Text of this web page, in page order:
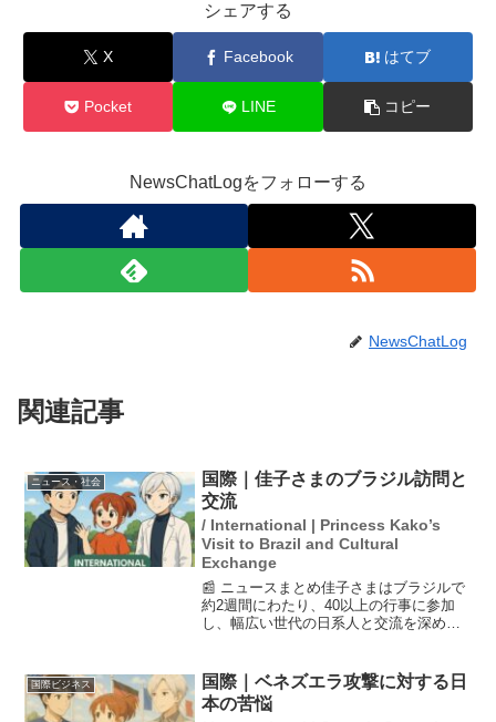
シェアする
X Facebook はてブ
Pocket LINE コピー
NewsChatLogをフォローする
NewsChatLog
関連記事
ニュース・社会
国際｜佳子さまのブラジル訪問と
交流
/ International | Princess Kako’s
Visit to Brazil and Cultural
Exchange
📰 ニュースまとめ佳子さまはブラジルで
約2週間にわたり、40以上の行事に参加
し、幅広い世代の日系人と交流を深めま
通じて、地元の邦字紙にも「各地で魅了
している」と報じら...
国際ビジネス
国際｜ベネズエラ攻撃に対する日
本の苦悩